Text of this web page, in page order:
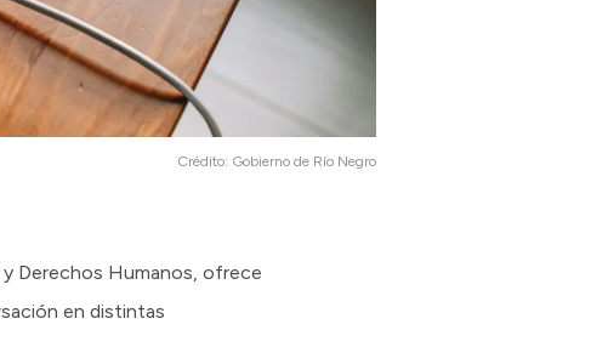
Crédito: Gobierno de Río Negro
y Derechos Humanos, ofrece
en distintas